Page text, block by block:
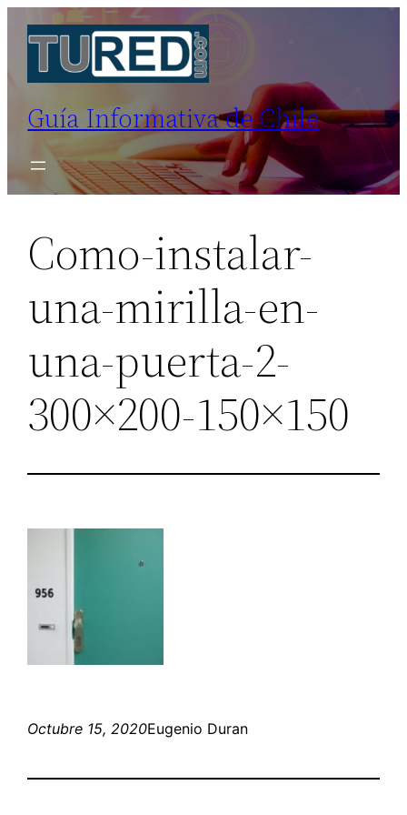
contenido
Guía Informativa de Chile
Como-instalar-
una-mirilla-en-
una-puerta-2-
300×200-150×150
Octubre 15, 2020Eugenio Duran